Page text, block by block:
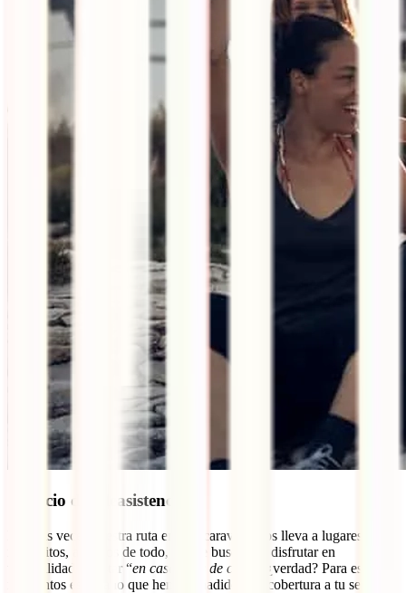
Servicio de teleasistencia
Muchas veces nuestra ruta en autocaravana nos lleva a lugares
inhóspitos, alejados de todo, donde buscamos disfrutar en
tranquilidad de estar “en casa lejos de casa
”, ¿verdad? Para esos
momentos es para lo que hemos añadido esta cobertura a tu seguro.